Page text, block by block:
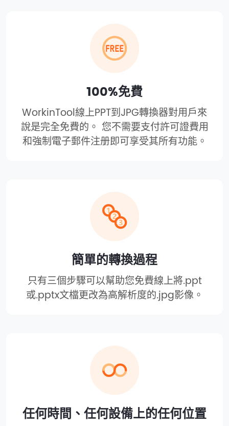
100%免費
WorkinTool線上PPT到JPG轉換器對用戶來
說是完全免費的。 您不需要支付許可證費用
和強制電子郵件注册即可享受其所有功能。
簡單的轉換過程
只有三個步驟可以幫助您免費線上將.ppt
或.pptx文檔更改為高解析度的.jpg影像。
任何時間、任何設備上的任何位置